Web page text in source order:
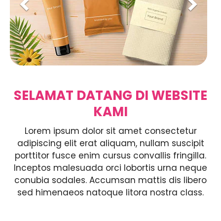
u
s
SELAMAT DATANG DI WEBSITE
KAMI
Lorem ipsum dolor sit amet consectetur
adipiscing elit erat aliquam, nullam suscipit
porttitor fusce enim cursus convallis fringilla.
Inceptos malesuada orci lobortis urna neque
conubia sodales. Accumsan mattis dis libero
sed himenaeos natoque litora nostra class.